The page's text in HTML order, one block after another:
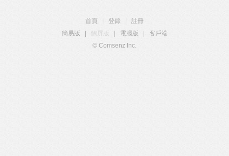
首頁 登錄
註冊
簡易版
觸屏版 電腦版
客戶端
© Comsenz Inc.